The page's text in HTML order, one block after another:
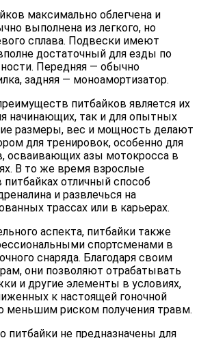
максимально облегчена и
выполнена из легкого, но
сплава. Подвески имеют
достаточный для езды по
Передняя — обычно
задняя — моноамортизатор.
питбайков является их
начинающих, так и для опытных
размеры, вес и мощность делают
для тренировок, особенно для
осваивающих азы мотокросса в
В то же время взрослые
отличный способ
и развлечься на
трассах или в карьерах.
аспекта, питбайки также
спортсменами в
снаряда. Благодаря своим
они позволяют отрабатывать
и другие элементы в условиях,
к настоящей гоночной
меньшим риском получения травм.
питбайки не предназначены для